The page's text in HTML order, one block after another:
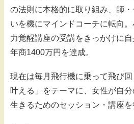
の法則に本格的に取り組み、師
いを機にマインドコーチに転向
力覚醒講座の受講をきっかけに自
年商1400万円を達成。
現在は毎月飛行機に乗って飛び
叶える」をテーマに、女性が自
生きるためのセッション・講座を